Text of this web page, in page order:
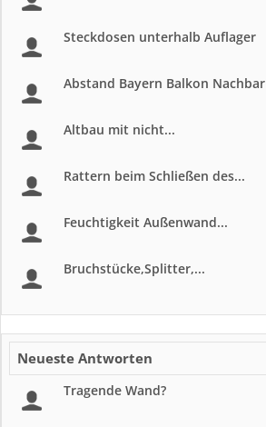
Steckdosen unterhalb Auflager
Abstand Bayern Balkon Nachbar
Altbau mit nicht...
Rattern beim Schließen des...
Feuchtigkeit Außenwand...
Bruchstücke,Splitter,...
Neueste Antworten
Tragende Wand?